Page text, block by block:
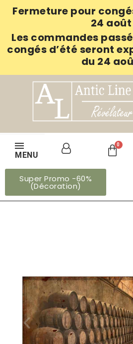
Fermeture pour
24 août
Les commandes
congés d’été seront
du 24
MENU
Super Promo -60%
(Décoration)